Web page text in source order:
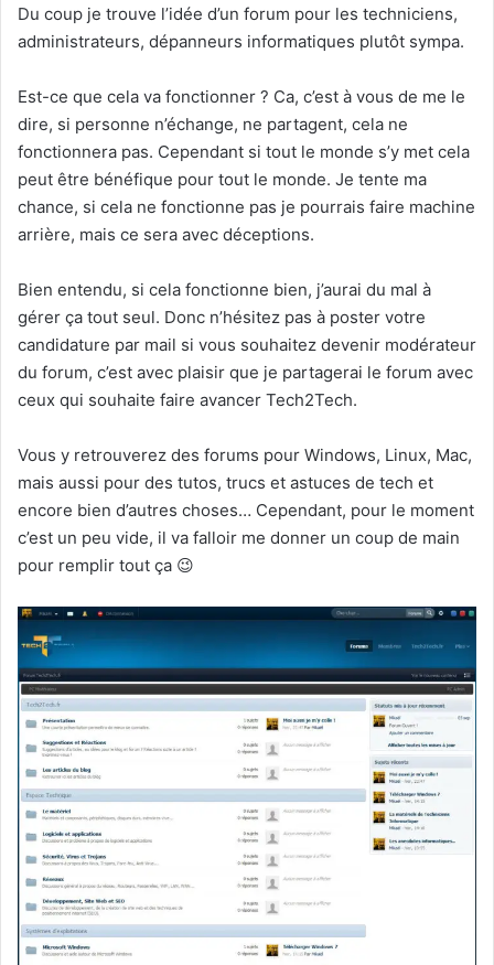
Du coup je trouve l’idée d’un forum pour les techniciens,
administrateurs, dépanneurs informatiques plutôt sympa.
Est-ce que cela va fonctionner ? Ca, c’est à vous de me le
dire, si personne n’échange, ne partagent, cela ne
fonctionnera pas. Cependant si tout le monde s’y met cela
peut être bénéfique pour tout le monde. Je tente ma
chance, si cela ne fonctionne pas je pourrais faire machine
arrière, mais ce sera avec déceptions.
Bien entendu, si cela fonctionne bien, j’aurai du mal à
gérer ça tout seul. Donc n’hésitez pas à poster votre
candidature par mail si vous souhaitez devenir modérateur
du forum, c’est avec plaisir que je partagerai le forum avec
ceux qui souhaite faire avancer Tech2Tech.
Vous y retrouverez des forums pour Windows, Linux, Mac,
mais aussi pour des tutos, trucs et astuces de tech et
encore bien d’autres choses… Cependant, pour le moment
c’est un peu vide, il va falloir me donner un coup de main
pour remplir tout ça 😉